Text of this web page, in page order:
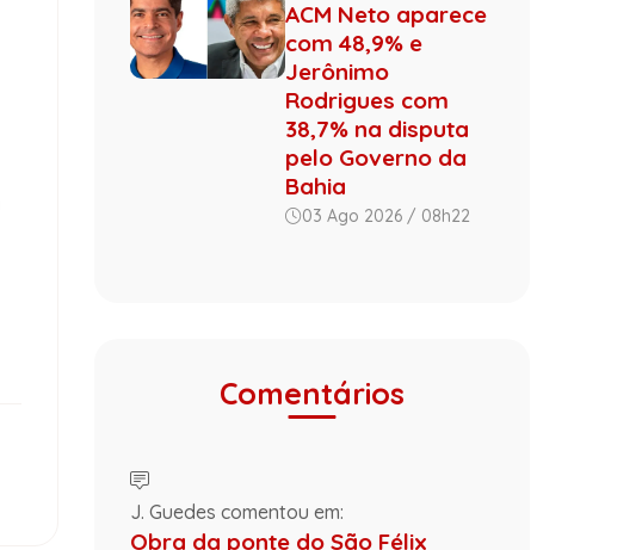
ACM Neto aparece
com 48,9% e
Jerônimo
Rodrigues com
38,7% na disputa
pelo Governo da
Bahia
03 Ago 2026 / 08h22
Comentários
J. Guedes comentou em:
Obra da ponte do São Félix